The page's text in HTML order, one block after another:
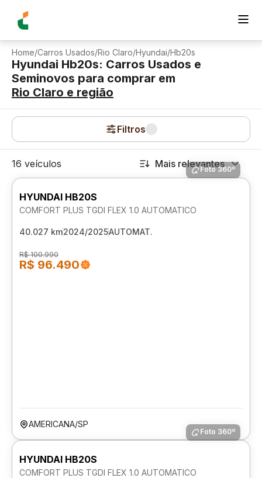
Home/Carros Usados/Rio Claro/Hyundai/Hb20s
Hyundai Hb20s: Carros Usados e
Seminovos para comprar em
Rio Claro e região
Filtros
16 veículos Mais relevantes
Foto 360º
HYUNDAI HB20S
COMFORT PLUS TGDI FLEX 1.0 AUTOMATICO
40.027 km2024/2025AUTOMAT.
R$ 100.990
R$ 96.490
AMERICANA/SP
Foto 360º
HYUNDAI HB20S
COMFORT PLUS TGDI FLEX 1.0 AUTOMATICO